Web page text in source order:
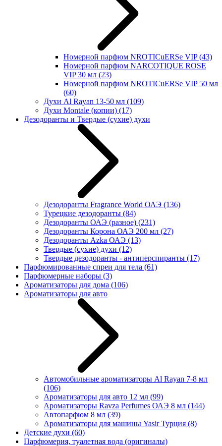
Номерной парфюм NROTICuERSe VIP(43)
Номерной парфюм NARCOTIQUE ROSE
VIP 30 мл (23)
Номерной парфюм NROTICuERSe VIP 50 мл
(60)
Духи Al Rayan 13-50 мл (109)
Духи Montale (копии) (17)
Дезодоранты и Твердые (сухие) духи
Дезодоранты Fragrance World ОАЭ (136)
Турецкие дезодоранты (84)
Дезодоранты ОАЭ (разное) (231)
Дезодоранты Корона ОАЭ 200 мл (27)
Дезодоранты Azka ОАЭ (13)
Твердые (сухие) духи (12)
Твердые дезодоранты - антиперспиранты (17)
Парфюмированные спреи для тела (61)
Парфюмерные наборы (3)
Ароматизаторы для дома (106)
Ароматизаторы для авто
Автомобильные ароматизаторы Al Rayan 7-8 мл
(106)
Ароматизаторы для авто 12 мл (99)
Ароматизаторы Ravza Perfumes ОАЭ 8 мл (144)
Автопарфюм 8 мл (39)
Ароматизаторы для машины Yasir Турция (8)
Детские духи (60)
Парфюмерия, туалетная вода (оригиналы)